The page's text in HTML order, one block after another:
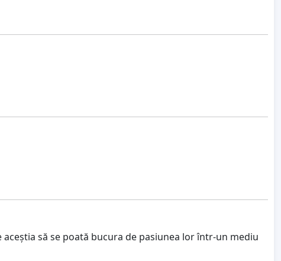
să se poată bucura de pasiunea lor într-un mediu